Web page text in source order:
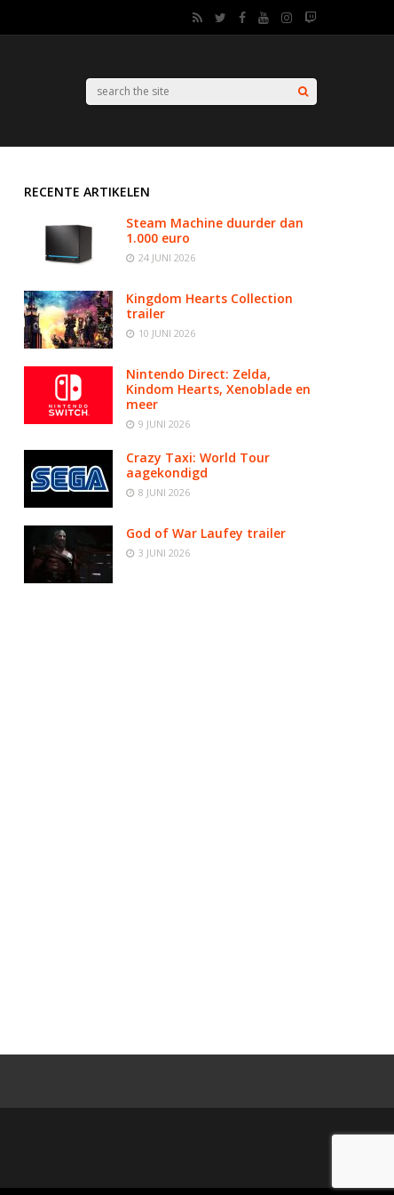
RECENTE ARTIKELEN
Steam Machine duurder dan
1.000 euro
24 JUNI 2026
Kingdom Hearts Collection
trailer
10 JUNI 2026
Nintendo Direct: Zelda,
Kindom Hearts, Xenoblade en
meer
9 JUNI 2026
Crazy Taxi: World Tour
aagekondigd
8 JUNI 2026
God of War Laufey trailer
3 JUNI 2026